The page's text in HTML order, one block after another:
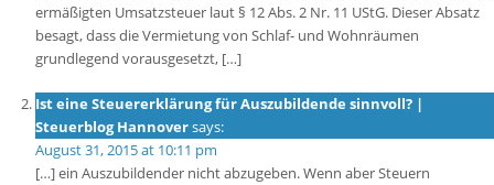
ermäßigten Umsatzsteuer laut § 12 Abs. 2 Nr. 11 UStG. Dieser Absatz
besagt, dass die Vermietung von Schlaf- und Wohnräumen
grundlegend vorausgesetzt, […]
Ist eine Steuererklärung für Auszubildende sinnvoll? |
Steuerblog Hannoversays:
August 31, 2015 at 10:11 pm
[…] ein Auszubildender nicht abzugeben. Wenn aber Steuern